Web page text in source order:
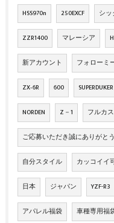
HSS970n 250EXCF シ
ZZR1400 マレーシア
新アカウント フォローミ
ZX‐6R 600 SUPERDUKER
NORDEN Z－1 フルカ
ご応募いただき誠にありがと
自分スタイル カッコイイ
日本 ジャパン YZF-R3
アパレル福袋 車種専用福